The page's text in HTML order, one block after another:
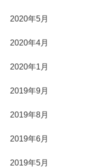
2020年5月
2020年4月
2020年1月
2019年9月
2019年8月
2019年6月
2019年5月